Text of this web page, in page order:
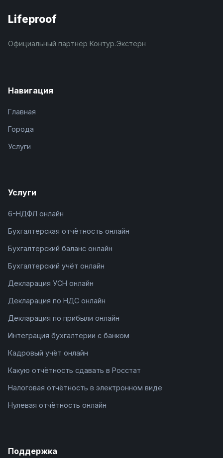
Lifeproof
Официальный партнёр Контур.Экстерн
Навигация
Главная
Города
Услуги
Услуги
6-НДФЛ онлайн
Бухгалтерская отчётность онлайн
Бухгалтерский баланс онлайн
Бухгалтерский учёт онлайн
Декларация УСН онлайн
Декларация по НДС онлайн
Декларация по прибыли онлайн
Интеграция бухгалтерии с банком
Кадровый учёт онлайн
Какую отчётность сдавать в Росстат
Налоговая отчётность в электронном виде
Нулевая отчётность онлайн
Поддержка